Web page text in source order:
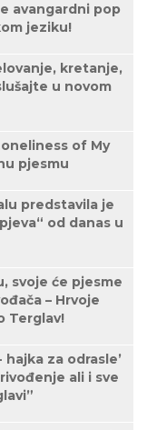
avangardni pop
jeziku!
kretanje,
u novom
of My
pjesmu
predstavila je
od danas u
svoje će pjesme
– Hrvoje
Terglav!
hajka za odrasle’
ali i sve